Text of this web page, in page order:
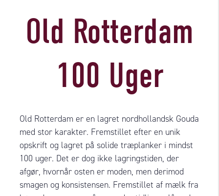
Old Rotterdam
100 Uger
Old Rotterdam er en lagret nordhollandsk Gouda
med stor karakter. Fremstillet efter en unik
opskrift og lagret på solide træplanker i mindst
100 uger. Det er dog ikke lagringstiden, der
afgør, hvornår osten er moden, men derimod
smagen og konsistensen. Fremstillet af mælk fra